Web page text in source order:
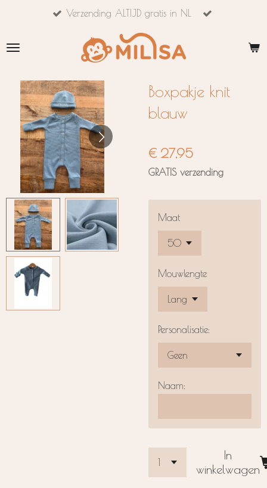
naar
hoofdinhoud
Verzending ALTIJD gratis in NL
Boxpakje knit
blauw
€ 27,95
GRATIS verzending
Maat
Mouwlengte
Personalisatie:
Naam:
In
winkelwagen